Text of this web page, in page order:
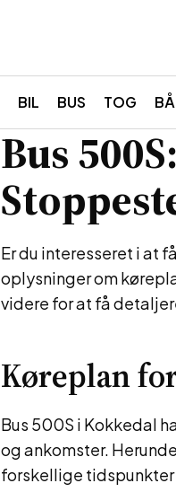
BIL BUS TOG
Bus
Er du interesseret i at
oplysninger om
videre for at få
Køreplan
Bus 500S i Kokkedal
og ankomster.
forskellige